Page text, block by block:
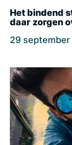
Het bindend
daar zorgen
29